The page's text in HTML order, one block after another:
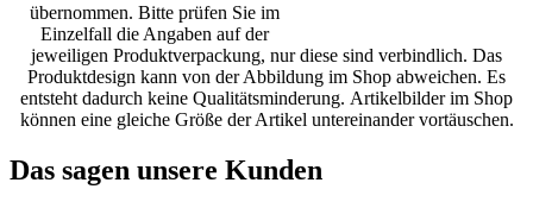
übernommen. Bitte prüfen Sie im
Einzelfall die Angaben auf der
jeweiligen Produktverpackung, nur diese sind verbindlich. Das
Produktdesign kann von der Abbildung im Shop abweichen. Es
entsteht dadurch keine Qualitätsminderung. Artikelbilder im Shop
können eine gleiche Größe der Artikel untereinander vortäuschen.
Das sagen unsere Kunden